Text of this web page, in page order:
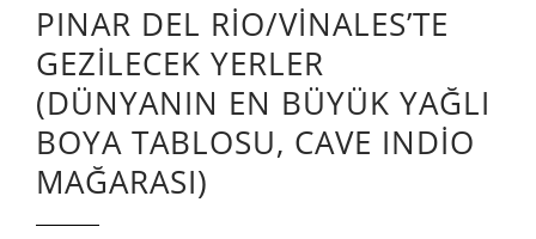
PINAR DEL RİO/VİNALES’TE
GEZİLECEK YERLER
(DÜNYANIN EN BÜYÜK YAĞLI
BOYA TABLOSU, CAVE INDIO
MAĞARASI)